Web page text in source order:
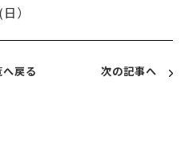
）
戻る 次の記事へ